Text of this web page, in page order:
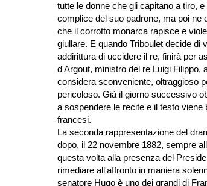
tutte le donne che gli capitano a tiro,
complice del suo padrone, ma poi ne
che il corrotto monarca rapisce e
giullare. E quando Triboulet decide di
addirittura di uccidere il re, finirà per
d'Argout, ministro del re Luigi Filippo,
considera sconveniente, oltraggioso
pericoloso. Già il giorno successivo
a sospendere le recite e il testo viene
francesi.
La seconda rappresentazione del
dopo, il 22 novembre 1882, sempre
questa volta alla presenza del
rimediare all'affronto in maniera
senatore Hugo è uno dei grandi di